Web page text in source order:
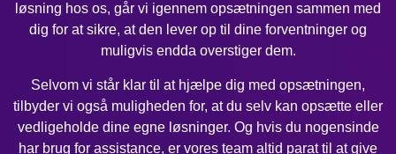
løsning hos os, går vi igennem opsætningen sammen med
dig for at sikre, at den lever op til dine forventninger og
muligvis endda overstiger dem.
Selvom vi står klar til at hjælpe dig med opsætningen,
tilbyder vi også muligheden for, at du selv kan opsætte eller
vedligeholde dine egne løsninger. Og hvis du nogensinde
har brug for assistance, er vores team altid parat til at give